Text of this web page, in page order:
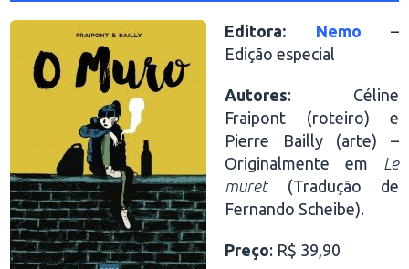
Editora: Nemo –
Edição especial
Autores: Céline
Fraipont (roteiro) e
Pierre Bailly (arte) –
Originalmente em Le
muret (Tradução de
Fernando Scheibe).
Preço: R$ 39,90